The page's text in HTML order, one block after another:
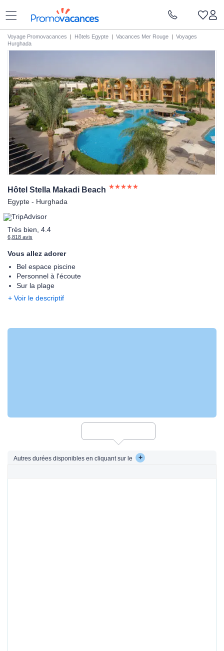
Voyage Promovacances | Hôtels Egypte | Vacances Mer Rouge | Voyages
Hurghada
Hôtel Stella Makadi Beach
Egypte - Hurghada
Très bien, 4.4
6,818 avis
Vous allez adorer
Bel espace piscine
Personnel à l'écoute
Sur la plage
+ Voir le descriptif
Autres durées disponibles en cliquant sur le +